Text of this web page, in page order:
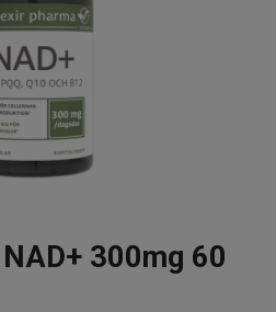
300mg 60